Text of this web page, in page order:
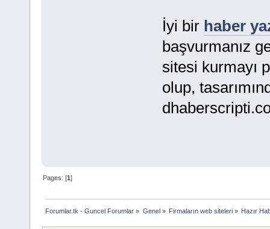
İyi bir haber
başvurmanız
sitesi kurmayı
olup,
Pages: [1]
Forumlar.tk - Guncel Forumlar » Genel » Firmaların web siteleri» Hazır